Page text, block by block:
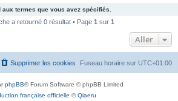
c
e
termes que vous avez spécifiés.
a retourné 0 résultat • Page 1 sur 1
Aller
Fuseau horaire sur UTC+01:00
Supprimer les cookies
phpBB® Forum Software © phpBB Limited
française officielle ©Qiaeru